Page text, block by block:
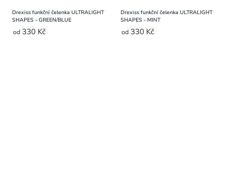
Drexiss funkční čelenka ULTRALIGHT
SHAPES - GREEN/BLUE
od 330 Kč
Drexiss funkční čelenka ULTRALIGHT
SHAPES - MINT
od 330 Kč